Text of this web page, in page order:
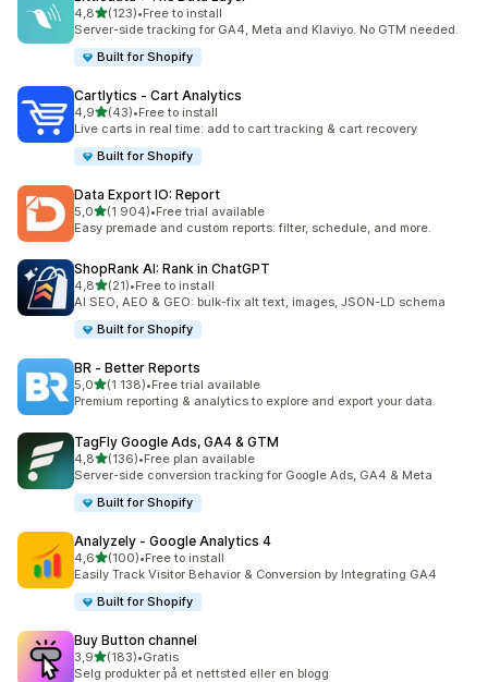
4,8av 5 stjerner
(123)
Totalt 123 omtaler
•Free to install
Server-side tracking for GA4, Meta and Klaviyo. No GTM needed.
Built for Shopify
Cartlytics ‑ Cart Analytics
4,9av 5 stjerner
(43)
Totalt 43 omtaler
•Free to install
Live carts in real time: add to cart tracking & cart recovery
Built for Shopify
Data Export IO: Report
5,0av 5 stjerner
(1 904)
Totalt 1904 omtaler
•Free trial available
Easy premade and custom reports: filter, schedule, and more.
ShopRank AI: Rank in ChatGPT
4,8av 5 stjerner
(21)
Totalt 21 omtaler
•Free to install
AI SEO, AEO & GEO: bulk-fix alt text, images, JSON-LD schema
Built for Shopify
BR ‑ Better Reports
5,0av 5 stjerner
(1 138)
Totalt 1138 omtaler
•Free trial available
Premium reporting & analytics to explore and export your data.
TagFly Google Ads, GA4 & GTM
4,8av 5 stjerner
(136)
Totalt 136 omtaler
•Free plan available
Server-side conversion tracking for Google Ads, GA4 & Meta
Built for Shopify
Analyzely ‑ Google Analytics 4
4,6av 5 stjerner
(100)
Totalt 100 omtaler
•Free to install
Easily Track Visitor Behavior & Conversion by Integrating GA4
Built for Shopify
Buy Button channel
3,9av 5 stjerner
(183)
Totalt 183 omtaler
•Gratis
Selg produkter på et nettsted eller en blogg